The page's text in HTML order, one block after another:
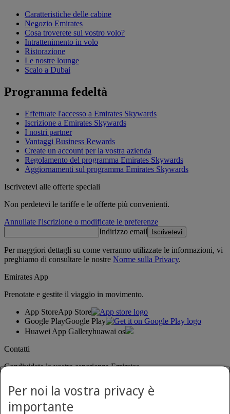
Caratteristiche delle cabine
Negozio Emirates
Cosa troverete sul vostro volo?
Intrattenimento in volo
Ristorazione
Le nostre lounge
Scalo a Dubai
Programma fedeltà
Effettuate l'accesso a Emirates Skywards
Iscrizione a Emirates Skywards
I nostri partner
Vantaggi Business Rewards
Create un account per la vostra azienda
Regolamento del programma Emirates Skywards
Aggiornamenti sul programma Emirates Skywards
Iscrivetevi alle offerte speciali
Non perdetevi le tariffe e le offerte più convenienti.
Annullate l'iscrizione o modificate le preferenze
Indirizzo email
Iscrivetevi
Per maggiori dettagli su come verranno utilizzate le informazioni, vi
preghiamo di consultare le nostre Norme sulla Privacy.
Emirates App
Prenotate e gestite il viaggio in movimento.
App StoreApp Store
Google PlayGoogle Play
Huawei App Galleryhuawai os
Contatti
Condividete la vostra esperienza Emirates.
Per noi la vostra privacy è
importante